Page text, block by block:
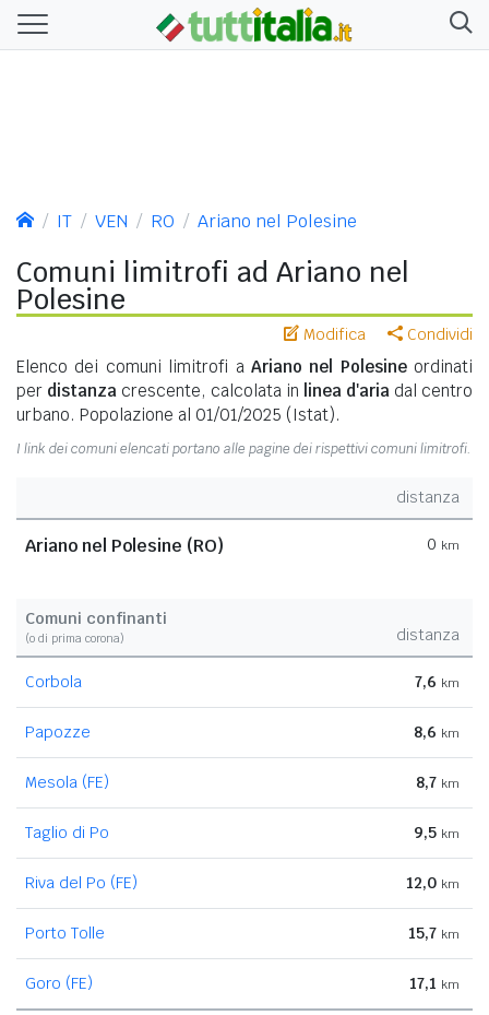
IT VEN RO Ariano nel Polesine
Comuni limitrofi ad Ariano nel
Polesine
Modifica Condividi
Elenco dei comuni limitrofi a Ariano nel Polesineordinati
per distanza crescente, calcolata in linea d'aria dal centro
urbano. Popolazione al 01/01/2025 (Istat).
I link dei comuni elencati portano alle pagine dei rispettivi comuni limitrofi.
distanza
Ariano nel Polesine (RO) 0 km
Comuni confinanti
(o di prima corona) distanza
Corbola 7,6 km
Papozze 8,6 km
Mesola (FE) 8,7 km
Taglio di Po 9,5 km
Riva del Po (FE) 12,0 km
Porto Tolle 15,7 km
Goro (FE) 17,1 km